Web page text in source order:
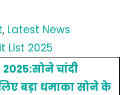
, Latest News
List 2025
चांदी
बड़ा धमाका सोने के